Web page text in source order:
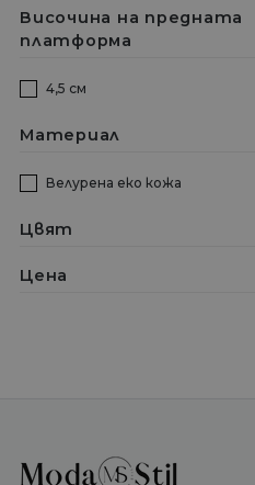
Височина на предната
платформа
4,5 см
Материал
Велурена еко кожа
Цвят
Цена